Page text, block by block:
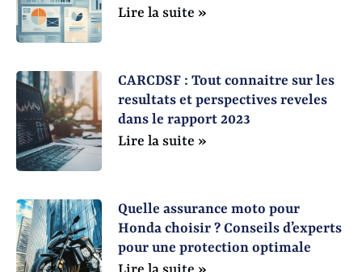
Lire la suite »
CARCDSF : Tout connaitre sur les
resultats et perspectives reveles
dans le rapport 2023
Lire la suite »
Quelle assurance moto pour
Honda choisir ? Conseils d’experts
pour une protection optimale